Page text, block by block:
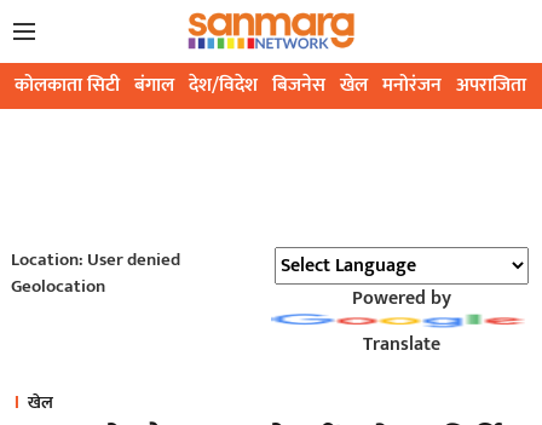
कोलकाता सिटी बंगाल देश/विदेश बिजनेस खेल मनोरंजन अपराजिता
Location: User denied
Geolocation
Powered by
Translate
खेल